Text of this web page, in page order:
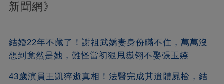
新聞網》
結婚22年不藏了！謝祖武嬌妻身份瞞不住，萬萬沒
想到竟然是她，難怪當初狠甩嶽翎不娶張玉嬿
43歲演員王凱猝逝真相！法醫完成其遺體屍檢，結